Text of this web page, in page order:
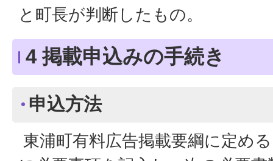
と町長が判断したもの。
4 掲載申込みの手続き
申込方法
東浦町有料広告掲載要綱に定め